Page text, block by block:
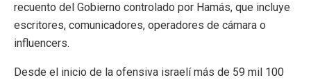
recuento del Gobierno controlado por Hamás, que incluye
escritores, comunicadores, operadores de cámara o
influencers.
Desde el inicio de la ofensiva israelí más de 59 mil 100